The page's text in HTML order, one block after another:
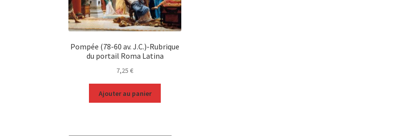
Pompée (78-60 av. J.C.)-Rubrique
du portail Roma Latina
7,25€
Ajouter au panier